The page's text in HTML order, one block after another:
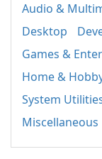
Audio &
Desktop
Games &
Home &
System
Miscellaneous